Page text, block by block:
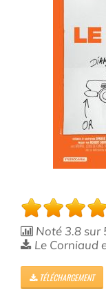
Noté 3.8sur
Le Corniaud
TÉLÉCHARGEMENT